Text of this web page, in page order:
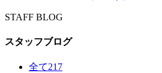
STAFF BLOG
スタッフブログ
全て217